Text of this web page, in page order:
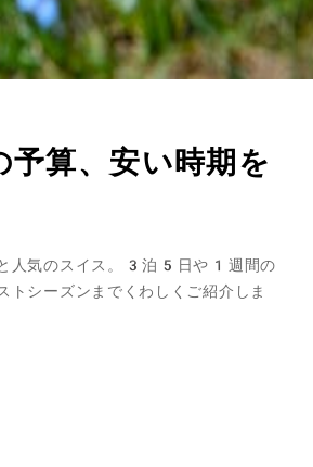
算、安い時期を
と人気のスイス。3泊5日や1週間の
シーズンまでくわしくご紹介しま